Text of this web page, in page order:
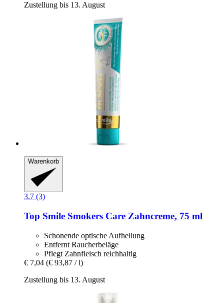
Zustellung bis 13. August
Warenkorb
3.7 (3)
Top Smile Smokers Care Zahncreme, 75 ml
Schonende optische Aufhellung
Entfernt Raucherbeläge
Pflegt Zahnfleisch reichhaltig
€ 7,04 (€ 93,87 / l)
Zustellung bis 13. August